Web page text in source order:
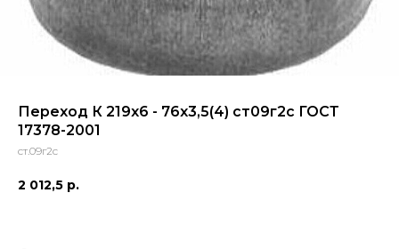
Переход К 219х6 - 76х3,5(4) ст09г2с ГОСТ
17378-2001
ст.09г2с
2 012,5 р.